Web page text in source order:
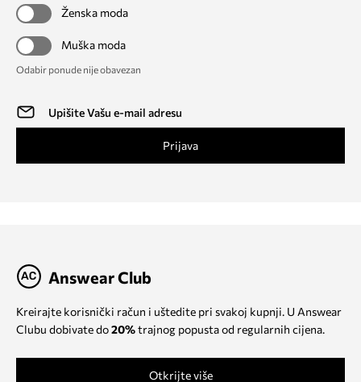
Ženska moda
Muška moda
Odabir ponude nije obavezan
Prijava
Answear Club
Kreirajte korisnički račun i uštedite pri svakoj kupnji. U Answear
Clubu dobivate do20%trajnog popusta od regularnih cijena.
Otkrijte više